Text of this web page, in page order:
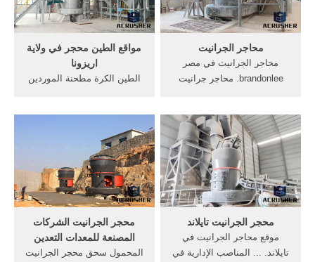
pavers,laying pavers,pea
stone. .
مواقع الطين محجر في ولاية
اريزونا
الطين الكرة مطحنة الموردين
الجبس مصنع سحق فيمصر,
مطحنة الكرة سيكون المفضل
لمعظم غرامة سحق آلة آلة
سحق الطين فيمصركسارة
محاجر الجرانيت
محاجر الجرانيت في مصر
brandonlee. محاجر جرانيت
محاجر الزلط فى
مصرelanisdz. بيع كسارة
جرانيت في مصر. الحصول على
الأسعار
محجر الجرانيت الشركات
المصنعة للمعدات التعدين
المحمول سحق محجر الجرانيت
محجر الجرانيت تايلاند
موقع محاجر الجرانيت في
تايلاند. ... المناصب الإدارية في